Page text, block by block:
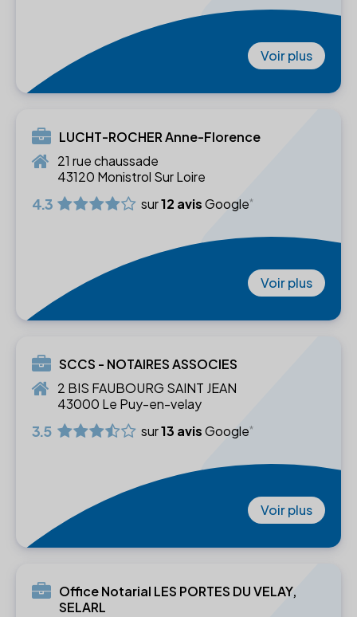
Voir plus
LUCHT-ROCHER Anne-Florence
21 rue chaussade
43120 Monistrol Sur Loire
4.3 sur12 avisGoogle
Voir plus
SCCS - NOTAIRES ASSOCIES
2 BIS FAUBOURG SAINT JEAN
43000 Le Puy-en-velay
3.5 sur13 avisGoogle
Voir plus
Office Notarial LES PORTES DU VELAY,
SELARL